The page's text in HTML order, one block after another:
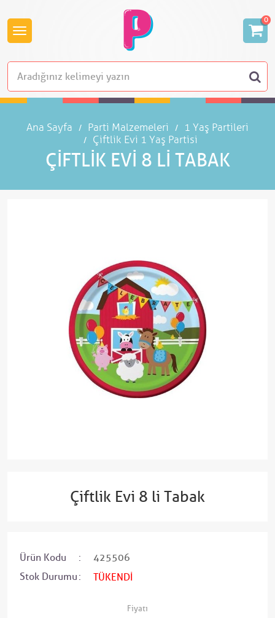
0
Ana Sayfa Parti Malzemeleri
1 Yaş Partileri
Çiftlik Evi 1 Yaş Partisi
ÇIFTLIK EVI 8 LI TABAK
Çiftlik Evi 8 li Tabak
Ürün Kodu
425506
Stok Durumu
TÜKENDİ
Fiyatı